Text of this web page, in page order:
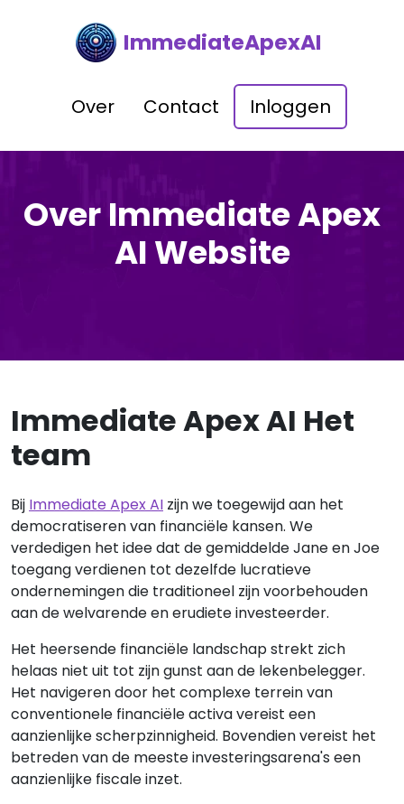
ImmediateApexAI
Over Contact Inloggen
Over Immediate Apex
AI Website
Immediate Apex AI Het
team
Bij Immediate Apex AI zijn we toegewijd aan het
democratiseren van financiële kansen. We
verdedigen het idee dat de gemiddelde Jane en Joe
toegang verdienen tot dezelfde lucratieve
ondernemingen die traditioneel zijn voorbehouden
aan de welvarende en erudiete investeerder.
Het heersende financiële landschap strekt zich
helaas niet uit tot zijn gunst aan de lekenbelegger.
Het navigeren door het complexe terrein van
conventionele financiële activa vereist een
aanzienlijke scherpzinnigheid. Bovendien vereist het
betreden van de meeste investeringsarena's een
aanzienlijke fiscale inzet.